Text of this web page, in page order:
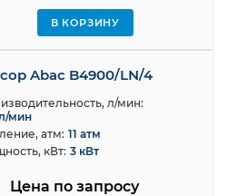
В КОРЗИНУ
Abac B4900/LN/4
Цена по запросу
л/мин:
мин
атм: 11 атм
кВт: 3 кВт